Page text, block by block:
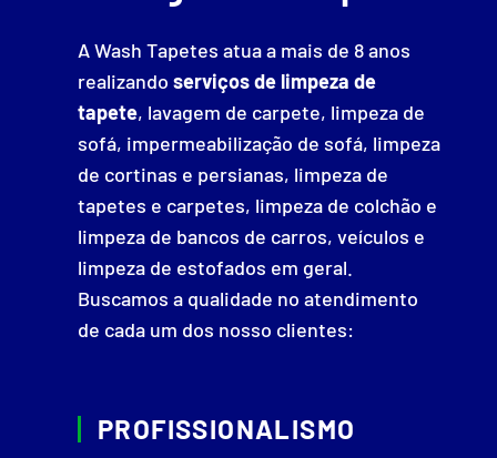
A Wash Tapetes atua a mais de 8 anos
realizando serviços de limpeza de
tapete, lavagem de carpete, limpeza de
sofá, impermeabilização de sofá, limpeza
de cortinas e persianas, limpeza de
tapetes e carpetes, limpeza de colchão e
limpeza de bancos de carros, veículos e
limpeza de estofados em geral.
Buscamos a qualidade no atendimento
de cada um dos nosso clientes:
PROFISSIONALISMO